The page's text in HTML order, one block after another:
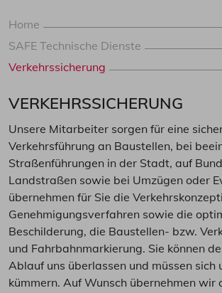
Home
SAFE Technische Dienste
Verkehrssicherung
VERKEHRSSICHERUNG
Unsere Mitarbeiter sorgen für eine
Verkehrsführung an Baustellen, bei
Straßenführungen in der Stadt, auf
Landstraßen sowie bei Umzügen oder
übernehmen für Sie die
Genehmigungsverfahren sowie die
Beschilderung, die Baustellen- bzw.
und Fahrbahnmarkierung. Sie können
Ablauf uns überlassen und müssen sich
kümmern. Auf Wunsch übernehmen wir